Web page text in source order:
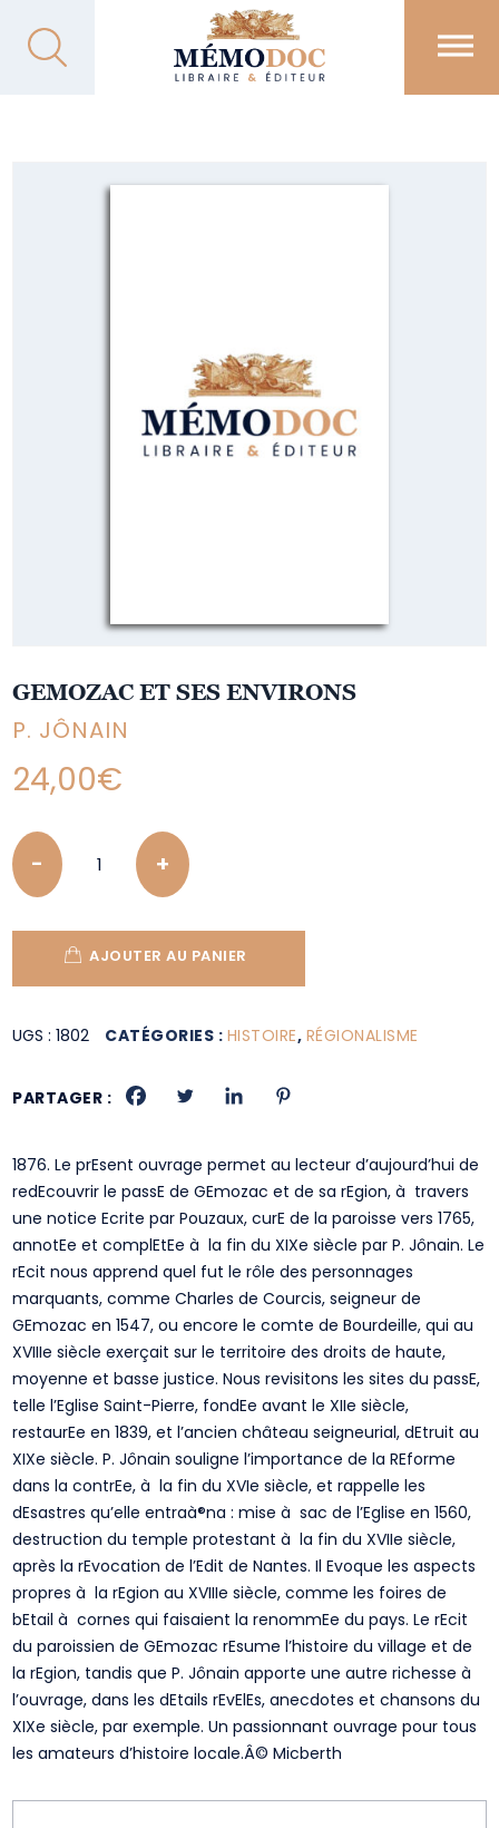
GEMOZAC ET SES ENVIRONS
P. JÔNAIN
24,00€
Quantity
AJOUTER AU PANIER
UGS :1802 CATÉGORIES : HISTOIRE, RÉGIONALISME
PARTAGER :
1876. Le prEsent ouvrage permet au lecteur d’aujourd’hui de
redEcouvrir le passE de GEmozac et de sa rEgion, à travers
une notice Ecrite par Pouzaux, curE de la paroisse vers 1765,
annotEe et complEtEe à la fin du XIXe siècle par P. Jônain. Le
rEcit nous apprend quel fut le rôle des personnages
marquants, comme Charles de Courcis, seigneur de
GEmozac en 1547, ou encore le comte de Bourdeille, qui au
XVIIIe siècle exerçait sur le territoire des droits de haute,
moyenne et basse justice. Nous revisitons les sites du passE,
telle l’Eglise Saint-Pierre, fondEe avant le XIIe siècle,
restaurEe en 1839, et l’ancien château seigneurial, dEtruit au
XIXe siècle. P. Jônain souligne l’importance de la REforme
dans la contrEe, à la fin du XVIe siècle, et rappelle les
dEsastres qu’elle entraà®na : mise à sac de l’Eglise en 1560,
destruction du temple protestant à la fin du XVIIe siècle,
après la rEvocation de l’Edit de Nantes. Il Evoque les aspects
propres à la rEgion au XVIIIe siècle, comme les foires de
bEtail à cornes qui faisaient la renommEe du pays. Le rEcit
du paroissien de GEmozac rEsume l’histoire du village et de
la rEgion, tandis que P. Jônain apporte une autre richesse à
l’ouvrage, dans les dEtails rEvElEs, anecdotes et chansons du
XIXe siècle, par exemple. Un passionnant ouvrage pour tous
les amateurs d’histoire locale.Â© Micberth